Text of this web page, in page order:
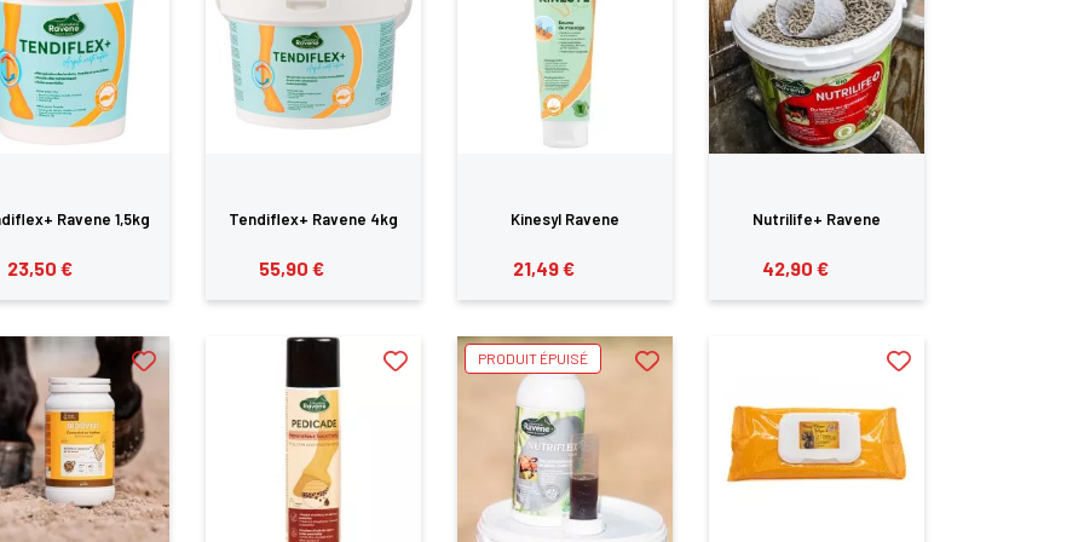
Ravene 1,5kg
23,50 €
Tendiflex+ Ravene 4kg
55,90 €
Kinesyl Ravene
21,49 €
Nutrilife+ Ravene
42,90 €
PRODUIT ÉPUISÉ